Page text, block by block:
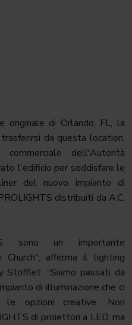
originale di Orlando, FL, la
da questa location.
dell'Autorità
l'edificio per soddisfare le
del nuovo impianto di
distribuiti da A.C.
sono un importante
Church", afferma il lighting
Stofflet. “Siamo passati da
di illuminazione che ci
le opzioni creative. Non
di proiettori a LED, ma